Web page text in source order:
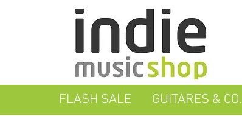
FLASH SALE GUITARES & CO.